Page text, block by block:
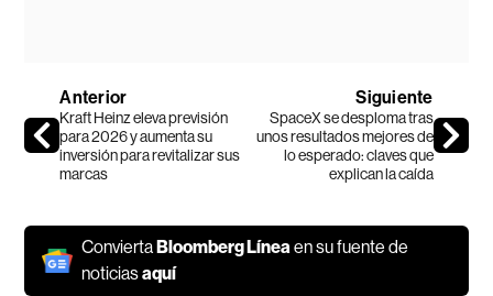
Anterior
Kraft Heinz eleva previsión
para 2026 y aumenta su
inversión para revitalizar sus
marcas
Siguiente
SpaceX se desploma tras
unos resultados mejores de
lo esperado: claves que
explican la caída
ConviertaBloomberg Líneaen su fuente de
noticiasaquí